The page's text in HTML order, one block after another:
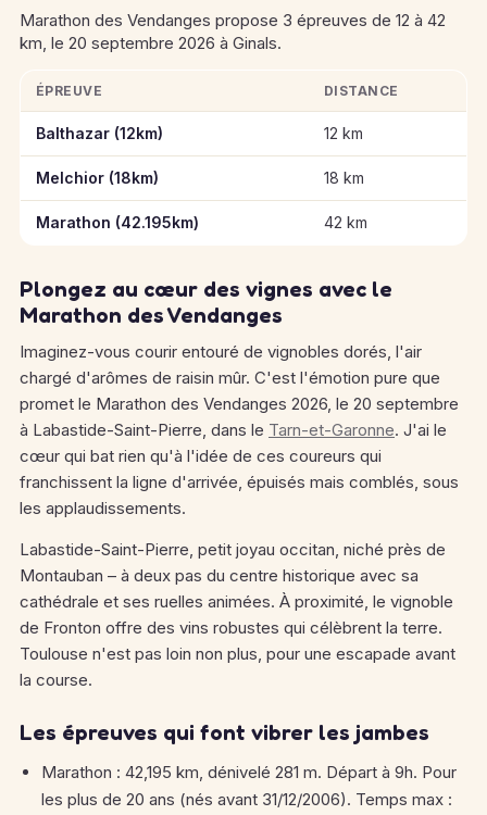
Marathon des Vendanges propose 3 épreuves de 12 à 42
km, le 20 septembre 2026 à Ginals.
Informations clés des épreuves de Marathon des Vendanges
ÉPREUVE DISTANCE
Balthazar (12km) 12 km
Melchior (18km) 18 km
Marathon (42.195km) 42 km
Plongez au cœur des vignes avec le
Marathon des Vendanges
Imaginez-vous courir entouré de vignobles dorés, l'air
chargé d'arômes de raisin mûr. C'est l'émotion pure que
promet le Marathon des Vendanges 2026, le 20 septembre
à Labastide-Saint-Pierre, dans le Tarn-et-Garonne. J'ai le
cœur qui bat rien qu'à l'idée de ces coureurs qui
franchissent la ligne d'arrivée, épuisés mais comblés, sous
les applaudissements.
Labastide-Saint-Pierre, petit joyau occitan, niché près de
Montauban – à deux pas du centre historique avec sa
cathédrale et ses ruelles animées. À proximité, le vignoble
de Fronton offre des vins robustes qui célèbrent la terre.
Toulouse n'est pas loin non plus, pour une escapade avant
la course.
Les épreuves qui font vibrer les jambes
Marathon : 42,195 km, dénivelé 281 m. Départ à 9h. Pour
les plus de 20 ans (nés avant 31/12/2006). Temps max :